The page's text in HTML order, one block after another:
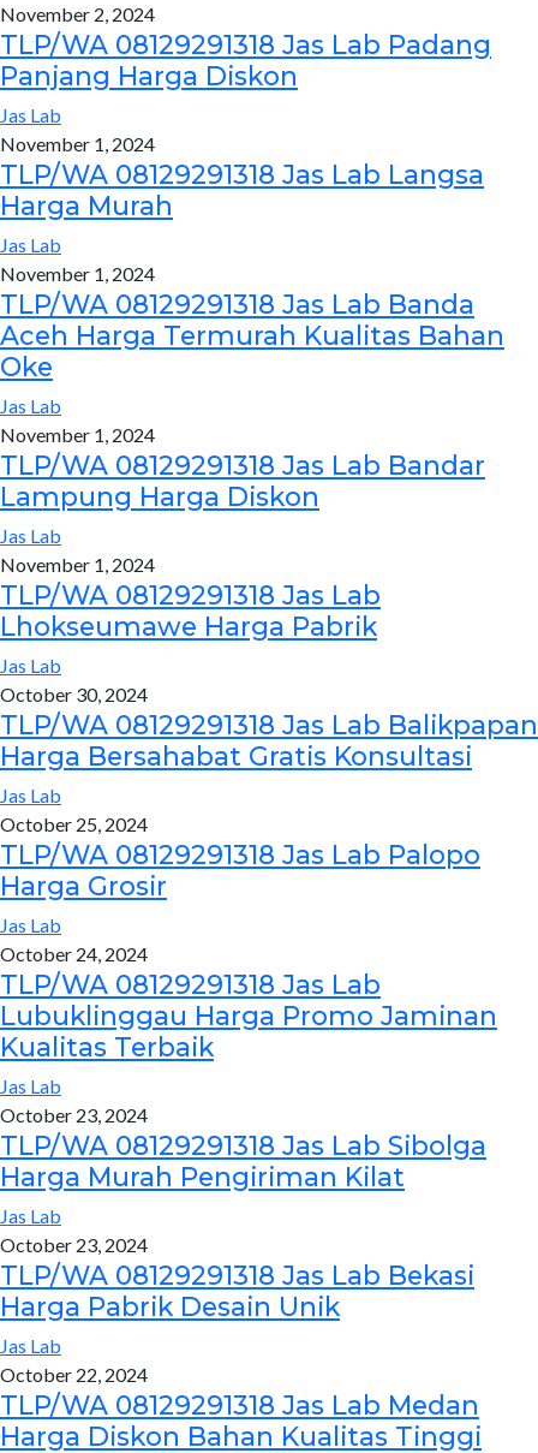
November 2, 2024
TLP/WA 08129291318 Jas Lab Padang
Panjang Harga Diskon
Jas Lab
November 1, 2024
TLP/WA 08129291318 Jas Lab Langsa
Harga Murah
Jas Lab
November 1, 2024
TLP/WA 08129291318 Jas Lab Banda
Aceh Harga Termurah Kualitas Bahan
Oke
Jas Lab
November 1, 2024
TLP/WA 08129291318 Jas Lab Bandar
Lampung Harga Diskon
Jas Lab
November 1, 2024
TLP/WA 08129291318 Jas Lab
Lhokseumawe Harga Pabrik
Jas Lab
October 30, 2024
TLP/WA 08129291318 Jas Lab Balikpapan
Harga Bersahabat Gratis Konsultasi
Jas Lab
October 25, 2024
TLP/WA 08129291318 Jas Lab Palopo
Harga Grosir
Jas Lab
October 24, 2024
TLP/WA 08129291318 Jas Lab
Lubuklinggau Harga Promo Jaminan
Kualitas Terbaik
Jas Lab
October 23, 2024
TLP/WA 08129291318 Jas Lab Sibolga
Harga Murah Pengiriman Kilat
Jas Lab
October 23, 2024
TLP/WA 08129291318 Jas Lab Bekasi
Harga Pabrik Desain Unik
Jas Lab
October 22, 2024
TLP/WA 08129291318 Jas Lab Medan
Harga Diskon Bahan Kualitas Tinggi